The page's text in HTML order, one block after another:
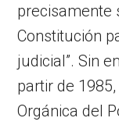
precisamente
Constitución
judicial”. Sin
partir de
Orgánica del